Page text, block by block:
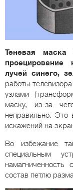
Теневая маска
лучей синего,
работы
узлами
маску, из-за
неправильно. Это
искажений на
Во избежание
специальным
состав петлю